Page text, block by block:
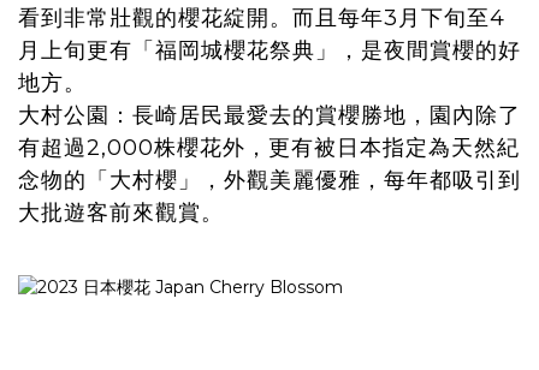
看到非常壯觀的櫻花綻開。而且每年3月下旬至4
月上旬更有「福岡城櫻花祭典」，是夜間賞櫻的好
地方。
大村公園：長崎居民最愛去的賞櫻勝地，園內除了
有超過2,000株櫻花外，更有被日本指定為天然紀
念物的「大村櫻」，外觀美麗優雅，每年都吸引到
大批遊客前來觀賞。